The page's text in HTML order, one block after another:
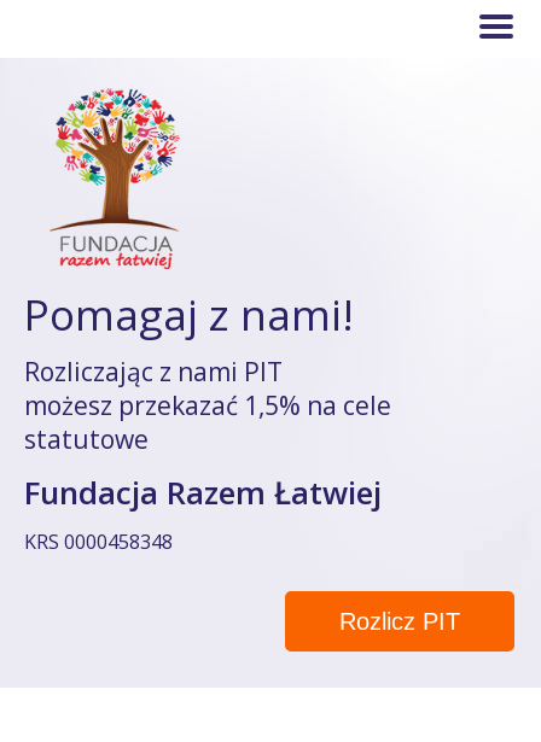
Pomagaj z nami!
Rozliczając z nami PIT
możesz przekazać 1,5% na cele
statutowe
Fundacja Razem Łatwiej
KRS 0000458348
Rozlicz PIT